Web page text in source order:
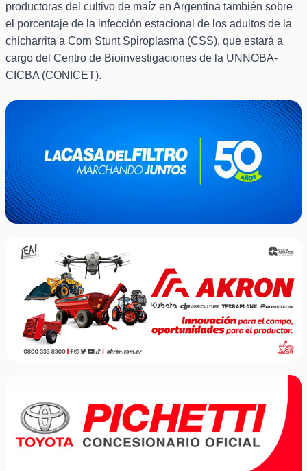
productoras del cultivo de maíz en Argentina también sobre
el porcentaje de la infección estacional de los adultos de la
chicharrita a Corn Stunt Spiroplasma (CSS), que estará a
cargo del Centro de Bioinvestigaciones de la UNNOBA-
CICBA (CONICET).